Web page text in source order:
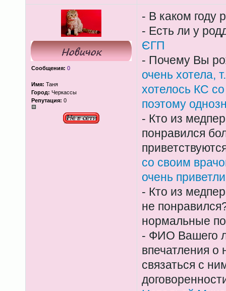
Сообщения: 0
Имя: Таня
Город: Черкассы
Репутация: 0
- В каком году
- Есть ли у
ЄГП
- Почему Вы
очень хотела,
хотелось КС
поэтому
- Кто из
понравился
со своим
очень
- Кто из
не
нормальные
- ФИО Вашего
впечатления о
связаться с